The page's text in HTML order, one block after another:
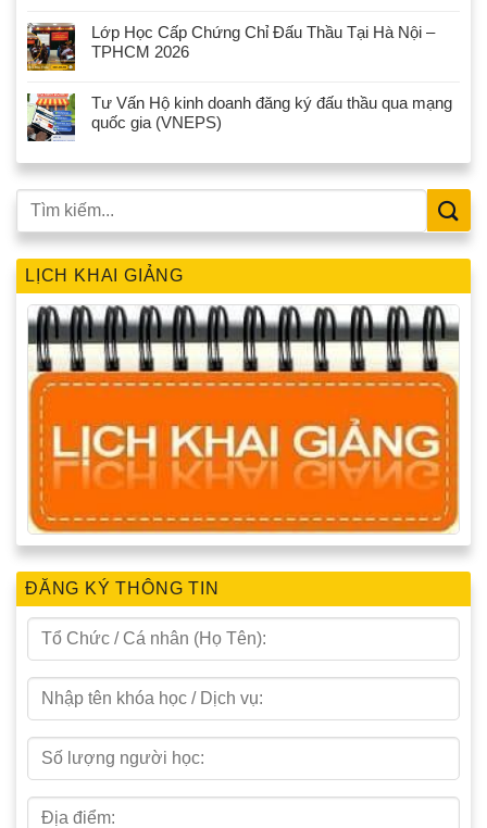
Lớp Học Cấp Chứng Chỉ Đấu Thầu Tại Hà Nội –
TPHCM 2026
Tư Vấn Hộ kinh doanh đăng ký đấu thầu qua mạng
quốc gia (VNEPS)
LỊCH KHAI GIẢNG
ĐĂNG KÝ THÔNG TIN